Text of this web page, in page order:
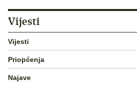
Vijesti
Vijesti
Priopćenja
Najave